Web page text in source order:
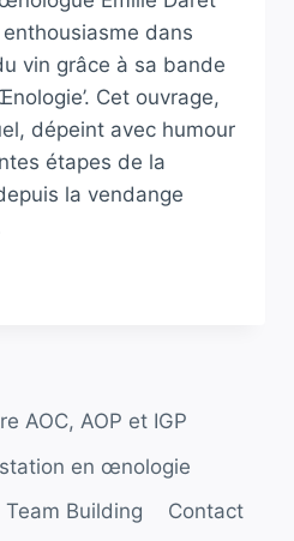
dans
vin grâce à sa bande
Cet ouvrage,
dépeint avec humour
étapes de la
la vendange
AOC, AOP et IGP
en œnologie
Building
Contact